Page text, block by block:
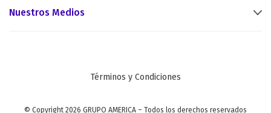
Nuestros Medios
Términos y Condiciones
© Copyright 2026 GRUPO AMERICA – Todos los derechos reservados